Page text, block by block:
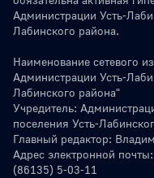
Администрации Усть-
Лабинского района.
Наименование сетевого
Администрации Усть-
Лабинского района"
Учредитель:
поселения Усть-
Главный редактор:
Адрес электронной почты:
(86135) 5-03-11